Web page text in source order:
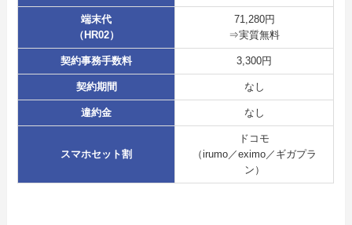
端末代
（HR02）
71,280円
⇒実質無料
契約事務手数料 3,300円
契約期間 なし
違約金 なし
スマホセット割
ドコモ
（irumo／eximo／ギガプラ
ン）